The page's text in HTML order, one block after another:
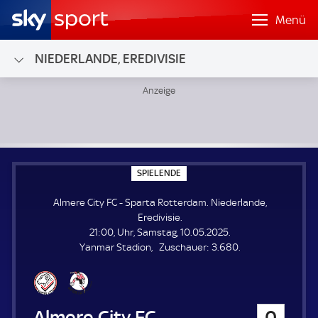
Menü
NIEDERLANDE, EREDIVISIE
SPIELENDE
P
E
E
N
D
E
Almere City FC - Sparta Rotterdam. Niederlande,
Eredivisie.
21:00, Uhr, Samstag, 10.05.2025.
Yanmar Stadion
Zuschauer: Z
3.680.